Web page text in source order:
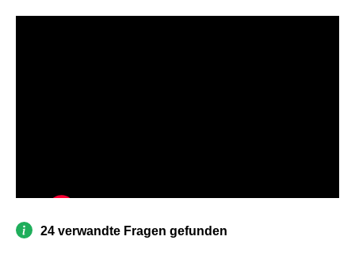
24 verwandte Fragen gefunden